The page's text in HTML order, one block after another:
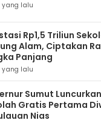
yang lalu
Rp1,5 Triliun
Alam, Ciptakan
Panjang
yang lalu
Sumut
Gratis Pertama
Nias